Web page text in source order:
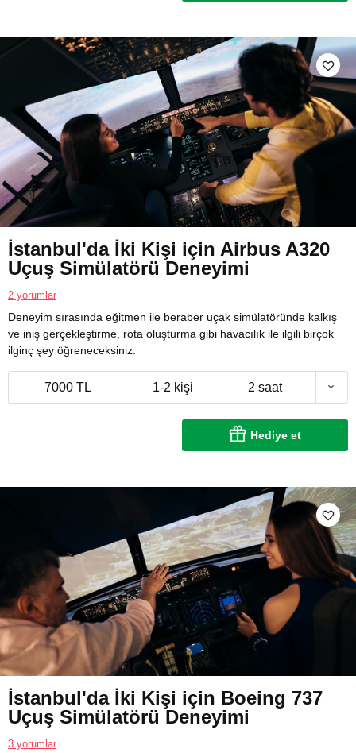
İstanbul'da İki Kişi için Airbus A320
Uçuş Simülatörü Deneyimi
2 yorumlar
Deneyim sırasında eğitmen ile beraber uçak simülatöründe kalkış
ve iniş gerçekleştirme, rota oluşturma gibi havacılık ile ilgili birçok
ilginç şey öğreneceksiniz.
7000 TL 1-2 kişi 2 saat
Hediye et
İstanbul'da İki Kişi için Boeing 737
Uçuş Simülatörü Deneyimi
3 yorumlar